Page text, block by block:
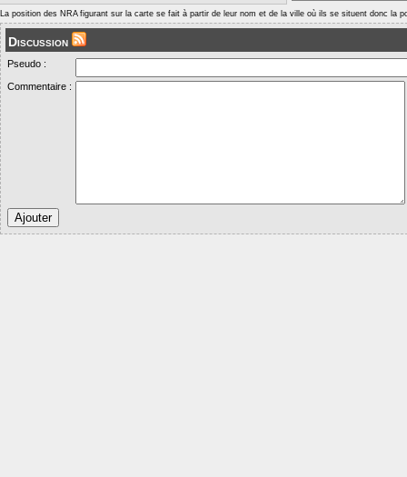
La position des NRA figurant sur la carte se fait à partir de leur nom et de la ville où ils se situent donc la
Discussion
Pseudo :
Commentaire :